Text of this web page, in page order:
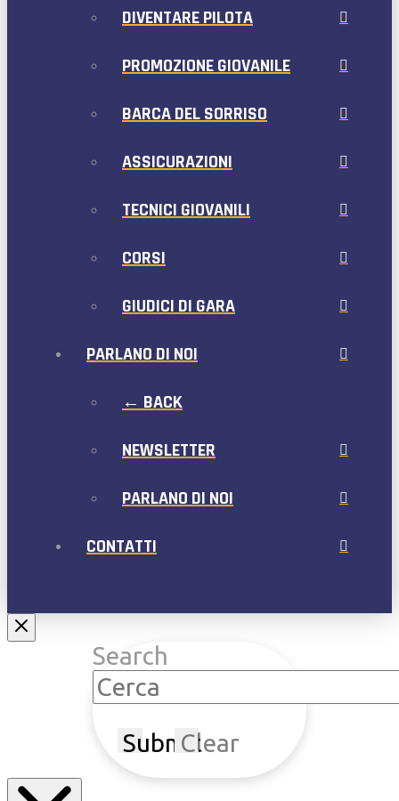
DIVENTARE PILOTA
PROMOZIONE GIOVANILE
BARCA DEL SORRISO
ASSICURAZIONI
TECNICI GIOVANILI
CORSI
GIUDICI DI GARA
PARLANO DI NOI
← BACK
NEWSLETTER
PARLANO DI NOI
CONTATTI
Search
SubmitClear